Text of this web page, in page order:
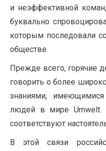
и неэффективной
буквально
которым последовали
обществе.
Прежде всего, горячие
говорить о более
знаниями, имеющимися
людей в мире Umwelt.
соответствуют
В этой связи